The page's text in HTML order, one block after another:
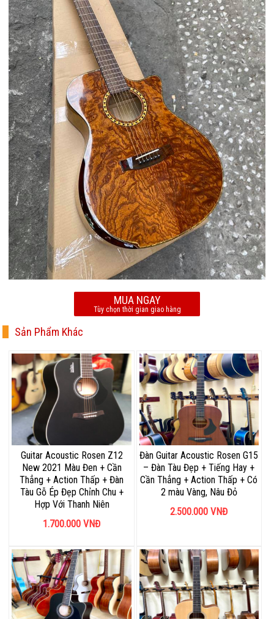
MUA NGAY
Tùy chọn thời gian giao hàng
Sản Phẩm Khác
Guitar Acoustic Rosen Z12
New 2021 Màu Đen + Cần
Thẳng + Action Thấp + Đàn
Tàu Gỗ Ép Đẹp Chỉnh Chu +
Hợp Với Thanh Niên
1.700.000 VNĐ
Đàn Guitar Acoustic Rosen G15
– Đàn Tàu Đẹp + Tiếng Hay +
Cần Thẳng + Action Thấp + Có
2 màu Vàng, Nâu Đỏ
2.500.000 VNĐ